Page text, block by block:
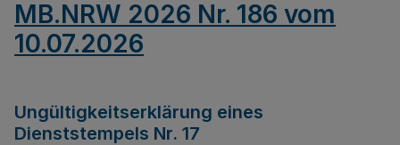
MB.NRW 2026 Nr. 186 vom
10.07.2026
Ungültigkeitserklärung eines
Dienststempels Nr. 17